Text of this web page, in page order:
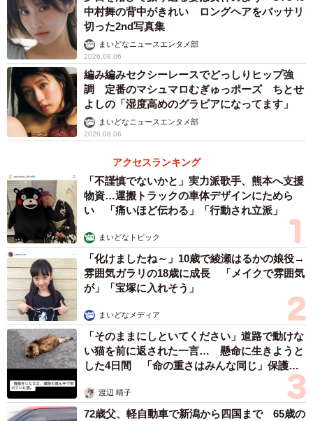
中村舞の背中がきれい ロングヘアをバッサリ
切った2nd写真集
まいどなニュースエンタメ部
2026.08.06
編み編みセクシーレースでどっしりヒップ強
調 定番のマシュマロむぎゅっポーズ ちとせ
よしの「湿度高めのグラビアになってます」
まいどなニュースエンタメ部
2026.08.06
アクセスランキング
「不謹慎でないかと」実力派歌手、熊本へ支援
物資…運搬トラックの車体デザインにためら
い 「痛いほど伝わる」「行動され立派」
まいどなトピック
「化けましたね～」10歳で綾瀬はるかの娘役→
雰囲気ガラリの18歳に成長 「メイクで雰囲気
が」「宝塚に入れそう」
まいどなメディア
「そのままにしといてください」道路で動けな
い猫を前に返された一言… 懸命に生きようと
した4日間 「命の重さはみんな同じ」保護団
渡辺 晴子
72歳父、軽自動車で新潟から四国まで 65歳の